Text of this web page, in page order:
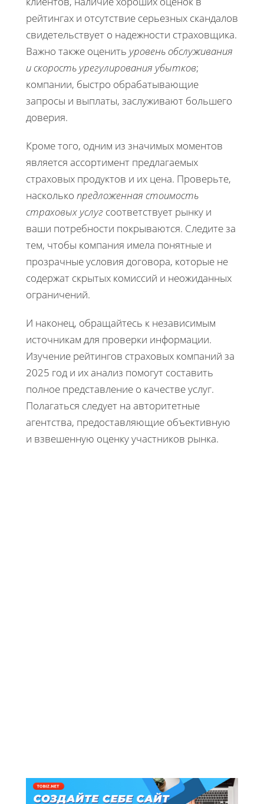
рейтингах и отсутствие серьезных скандалов
свидетельствует о надежности страховщика.
Важно также оценить уровень обслуживания
и скорость урегулирования убытков;
компании, быстро обрабатывающие
запросы и выплаты, заслуживают большего
доверия.
Кроме того, одним из значимых моментов
является ассортимент предлагаемых
страховых продуктов и их цена. Проверьте,
насколько предложенная стоимость
страховых услуг соответствует рынку и
ваши потребности покрываются. Следите за
тем, чтобы компания имела понятные и
прозрачные условия договора, которые не
содержат скрытых комиссий и неожиданных
ограничений.
И наконец, обращайтесь к независимым
источникам для проверки информации.
Изучение рейтингов страховых компаний за
2025 год и их анализ помогут составить
полное представление о качестве услуг.
Полагаться следует на авторитетные
агентства, предоставляющие объективную
и взвешенную оценку участников рынка.